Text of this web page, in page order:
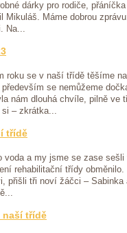
dárky pro rodiče,
Mikuláš. Máme dobrou
Na...
roku se v naší třídě těšíme
se nemůžeme
nám dlouhá chvíle, pilně ve
– zkrátka...
třídě
voda a my jsme se zase
rehabilitační třídy
přišli tři noví žáčci –
naší třídě